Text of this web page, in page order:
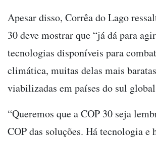
Apesar disso, Corrêa do Lago
30 deve mostrar que “já dá para
tecnologias disponíveis para
climática, muitas delas mais
viabilizadas em países do sul
“Queremos que a COP 30 seja
COP das soluções. Há tecnologia e